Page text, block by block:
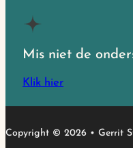
Mis niet de
Klik hier
Copyright © 2026 • Gerrit